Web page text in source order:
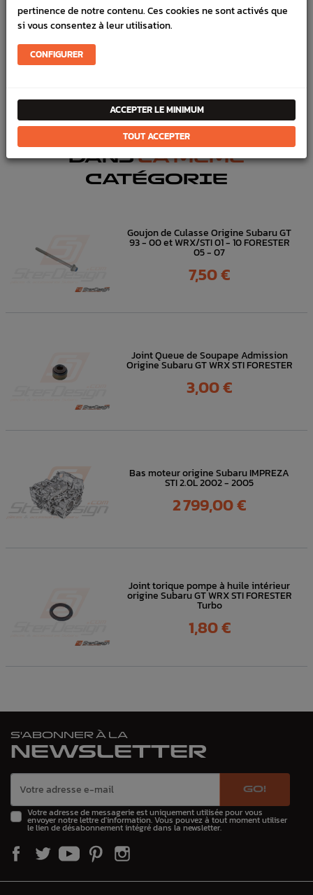
LIVRAISON
SCHÉMA CONSTRUCTEUR
Joint de culasseorigine constructeur pourSubaru GT1999 - 2000,
Subaru STI
DANSLA MÊME
CATÉGORIE
Goujon de Culasse Origine Subaru GT
93 - 00 et WRX/STI 01 - 10 FORESTER
05 - 07
Prix
7,50 €
Joint Queue de Soupape Admission
Origine Subaru GT WRX STI FORESTER
Prix
3,00 €
Bas moteur origine Subaru IMPREZA
STI 2.0L 2002 - 2005
Prix
2 799,00 €
Joint torique pompe à huile intérieur
origine Subaru GT WRX STI FORESTER
Turbo
Prix
1,80 €
S'ABONNER À LA
NEWSLETTER
GO!
Votre adresse de messagerie est uniquement utilisée pour vous
envoyer notre lettre d'information. Vous pouvez à tout moment utiliser
le lien de désabonnement intégré dans la newsletter.
pertinence de notre contenu. Ces cookies ne sont activés que
si vous consentez à leur utilisation.
CONFIGURER
ACCEPTER LE MINIMUM
TOUT ACCEPTER